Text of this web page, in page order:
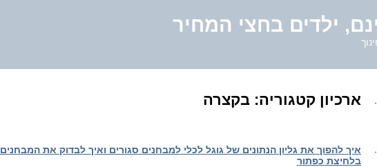
ילדים בחצי המחיר
ארכיון קטגוריה: בקצרה
איך להפוך את גליון הנתונים של גוגל לכלי למבחנים סגורים ואיך לבדוק את המבחנים
בלחיצת כפתור